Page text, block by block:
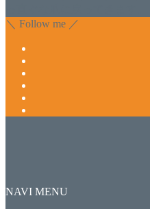
＼ Follow me ／
NAVI MENU